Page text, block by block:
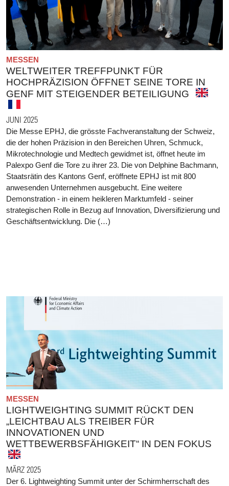
MESSEN
WELTWEITER TREFFPUNKT FÜR
HOCHPRÄZISION ÖFFNET SEINE TORE IN
GENF MIT STEIGENDER BETEILIGUNG
JUNI 2025
Die Messe EPHJ, die grösste Fachveranstaltung der Schweiz,
die der hohen Präzision in den Bereichen Uhren, Schmuck,
Mikrotechnologie und Medtech gewidmet ist, öffnet heute im
Palexpo Genf die Tore zu ihrer 23. Die von Delphine Bachmann,
Staatsrätin des Kantons Genf, eröffnete EPHJ ist mit 800
anwesenden Unternehmen ausgebucht. Eine weitere
Demonstration - in einem heikleren Marktumfeld - seiner
strategischen Rolle in Bezug auf Innovation, Diversifizierung und
Geschäftsentwicklung. Die (…)
MESSEN
LIGHTWEIGHTING SUMMIT RÜCKT DEN
„LEICHTBAU ALS TREIBER FÜR
INNOVATIONEN UND
WETTBEWERBSFÄHIGKEIT“ IN DEN FOKUS
MÄRZ 2025
Der 6. Lightweighting Summit unter der Schirmherrschaft des